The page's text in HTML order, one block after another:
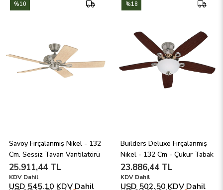
Savoy Fırçalanmış Nikel - 132
Cm. Sessiz Tavan Vantilatörü
25.911,44 TL
KDV Dahil
USD 545.10 KDV Dahil
%10
Builders Deluxe Fırçalanmış
Nikel - 132 Cm - Çukur Tabak
Aydınlatmalı Tavan
Vantilatörü
23.886,44 TL
KDV Dahil
USD 502.50 KDV Dahil
%18